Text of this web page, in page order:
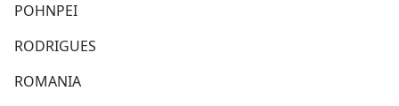
POHNPEI
RODRIGUES
ROMANIA